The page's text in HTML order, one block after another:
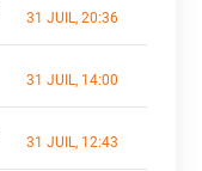
31 JUIL, 20:36
31 JUIL, 14:00
31 JUIL, 12:43